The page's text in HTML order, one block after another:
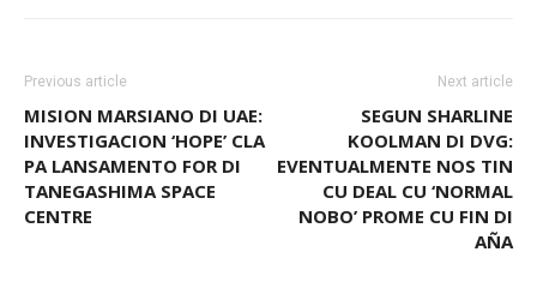
Previous article
MISION MARSIANO DI UAE:
INVESTIGACION ‘HOPE’ CLA
PA LANSAMENTO FOR DI
TANEGASHIMA SPACE
CENTRE
Next article
SEGUN SHARLINE
KOOLMAN DI DVG:
EVENTUALMENTE NOS TIN
CU DEAL CU ‘NORMAL
NOBO’ PROME CU FIN DI
AÑA